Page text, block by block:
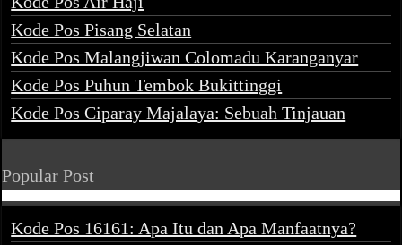
Kode Pos Pisang Selatan
Kode Pos Malangjiwan Colomadu Karanganyar
Kode Pos Puhun Tembok Bukittinggi
Kode Pos Ciparay Majalaya: Sebuah Tinjauan
Popular Post
Kode Pos 16161: Apa Itu dan Apa Manfaatnya?